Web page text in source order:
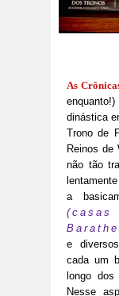
As
dinástica
Trono de
Reinos de
não tão
a
e
cada um
longo
Nesse